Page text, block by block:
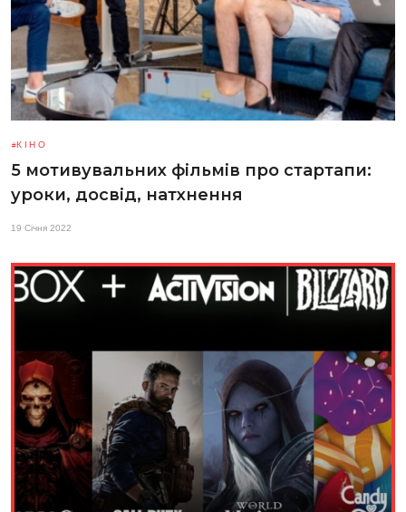
КІНО
5 мотивувальних фільмів про стартапи:
уроки, досвід, натхнення
19 Січня 2022